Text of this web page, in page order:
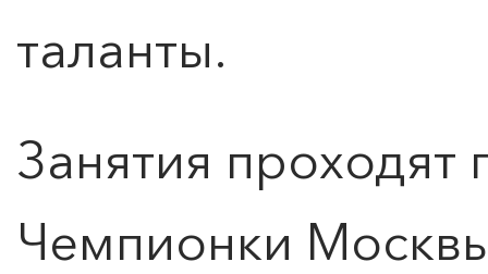
таланты.
Занятия проходят
Чемпионки